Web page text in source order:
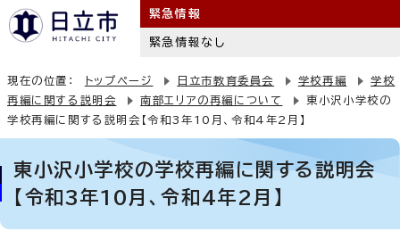
緊急情報
緊急情報なし
現在の位置： トップページ 日立市教育委員会 学校再編
学校
再編に関する説明会
南部エリアの再編について
東小沢小学校の
学校再編に関する説明会【令和3年10月、令和4年2月】
東小沢小学校の学校再編に関する説明会
【令和3年10月、令和4年2月】